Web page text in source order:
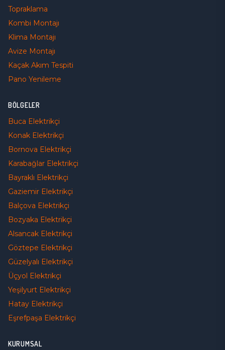
Topraklama
Kombi Montajı
Klima Montajı
Avize Montajı
Kaçak Akım Tespiti
Pano Yenileme
BÖLGELER
Buca Elektrikçi
Konak Elektrikçi
Bornova Elektrikçi
Karabağlar Elektrikçi
Bayraklı Elektrikçi
Gaziemir Elektrikçi
Balçova Elektrikçi
Bozyaka Elektrikçi
Alsancak Elektrikçi
Göztepe Elektrikçi
Güzelyalı Elektrikçi
Üçyol Elektrikçi
Yeşilyurt Elektrikçi
Hatay Elektrikçi
Eşrefpaşa Elektrikçi
KURUMSAL